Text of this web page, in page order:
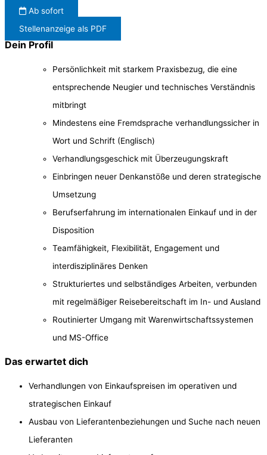
Ab sofort
Stellenanzeige als PDF
Dein Profil
Persönlichkeit mit starkem Praxisbezug, die eine
entsprechende Neugier und technisches Verständnis
mitbringt
Mindestens eine Fremdsprache verhandlungssicher in
Wort und Schrift (Englisch)
Verhandlungsgeschick mit Überzeugungskraft
Einbringen neuer Denkanstöße und deren strategische
Umsetzung
Berufserfahrung im internationalen Einkauf und in der
Disposition
Teamfähigkeit, Flexibilität, Engagement und
interdisziplinäres Denken
Strukturiertes und selbständiges Arbeiten, verbunden
mit regelmäßiger Reisebereitschaft im In- und Ausland
Routinierter Umgang mit Warenwirtschaftssystemen
und MS-Office
Das erwartet dich
Verhandlungen von Einkaufspreisen im operativen und
strategischen Einkauf
Ausbau von Lieferantenbeziehungen und Suche nach neuen
Lieferanten